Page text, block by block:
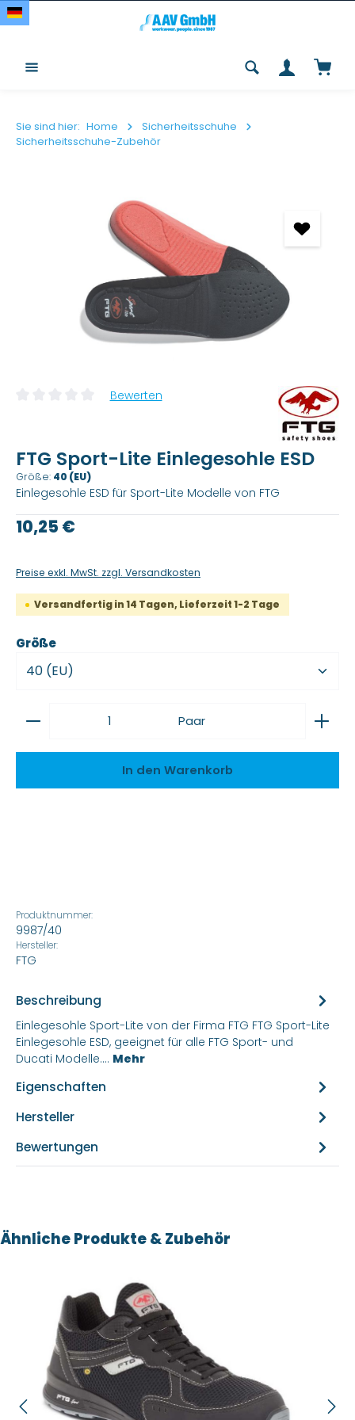
Zum Hauptinhalt springen
Sie sind hier: Home
Sicherheitsschuhe
Sicherheitsschuhe-Zubehör
Bildergalerie überspringen
Durchschnittliche Bewertung von 0 von 5 Sternen
Bewerten
FTG Sport-Lite Einlegesohle ESD
Größe: 40 (EU)
Einlegesohle ESD für Sport-Lite Modelle von FTG
Regulärer Preis:
10,25 €
Preise exkl. MwSt. zzgl. Versandkosten
Versandfertig in 14 Tagen, Lieferzeit 1-2 Tage
Größeauswählen
Produkt Anzahl: Gib den gewünschten Wert
Paar
In den Warenkorb
Produktnummer:
9987/40
Hersteller:
FTG
Beschreibung
Einlegesohle Sport-Lite von der Firma FTG FTG Sport-Lite
Einlegesohle ESD, geeignet für alle FTG Sport- und
Ducati Modelle.… Mehr
Eigenschaften
Hersteller
Bewertungen
Produktgalerie überspringen
Ähnliche Produkte & Zubehör